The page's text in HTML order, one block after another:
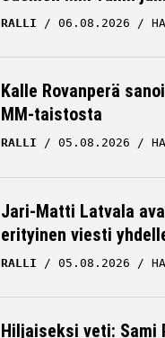
RALLI 06.08.2026
Kalle Rovanperä
MM-taistosta
RALLI 05.08.2026
Jari-Matti Latvala
erityinen viesti
RALLI 05.08.2026
Hiljaiseksi veti: